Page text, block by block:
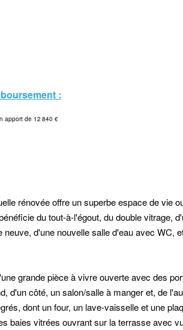
:
apport de 12 840 €
rénovée offre un superbe espace de vie
du tout-à-l'égout, du double vitrage,
neuve, d'une nouvelle salle d'eau avec WC,
grande pièce à vivre ouverte avec des
d'un côté, un salon/salle à manger et, de
dont un four, un lave-vaisselle et une
baies vitrées ouvrant sur la terrasse avec